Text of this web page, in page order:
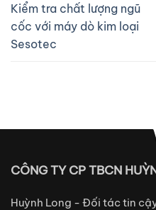
Kiểm tra chất lượng ngũ
cốc với máy dò kim loại
Sesotec
CÔNG TY CP TBCN
Huỳnh Long - Đối tác tin